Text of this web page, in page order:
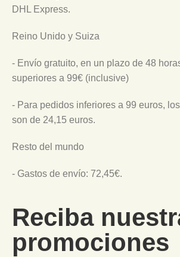
DHL Express.
Reino Unido y Suiza
- Envío gratuito, en un plazo de 48
superiores a 99€ (inclusive)
- Para pedidos inferiores a 99 euros,
son de 24,15 euros.
Resto del mundo
- Gastos de envío: 72,45€.
Reciba
promociones